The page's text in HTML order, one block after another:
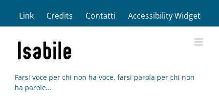
contenuto
Link Credits Contatti Accessibility Widget
Farsi voce per chi non ha voce, farsi parola per chi non
ha parole…